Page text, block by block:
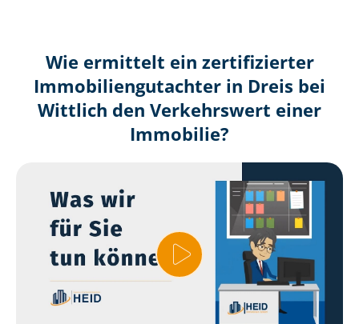
Wie ermittelt ein zertifizierter
Immobilien­gutachter in Dreis bei
Wittlich den Verkehrswert einer
Immobilie?